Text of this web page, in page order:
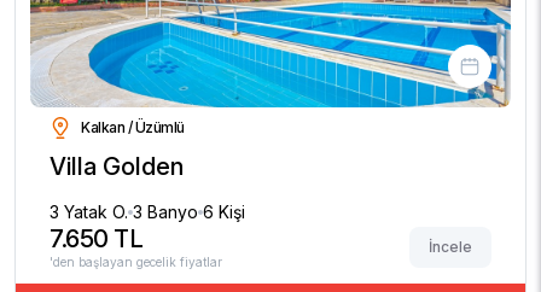
Kalkan / Üzümlü
Villa Golden
3 Yatak O. 3 Banyo 6 Kişi
7.650 TL
'den başlayan gecelik fiyatlar
İncele